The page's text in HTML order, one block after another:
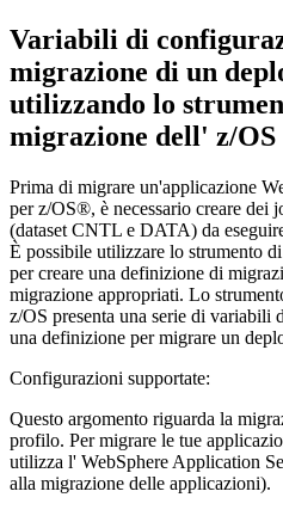
Variabili di
migrazione di un
utilizzando lo
migrazione dell' z/OS
Prima di migrare un'applicazione
per z/OS®, è necessario creare dei
(dataset CNTL e DATA) da
È possibile utilizzare lo strumento
per creare una definizione di
migrazione appropriati. Lo
z/OS presenta una serie di variabili
una definizione per migrare un
Configurazioni supportate:
Questo argomento riguarda la
profilo. Per migrare le tue
utilizza l' WebSphere Application
alla migrazione delle applicazioni).